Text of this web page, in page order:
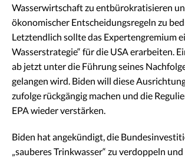
Wasserwirtschaft zu entbürokratisieren
ökonomischer Entscheidungsregeln zu
Letztendlich sollte das Expertengremium
Wasserstrategie“ für die USA erarbeiten.
ab jetzt unter die Führung seines
gelangen wird. Biden will diese
zufolge rückgängig machen und die
EPA wieder verstärken.
Biden hat angekündigt, die
„sauberes Trinkwasser“ zu verdoppeln